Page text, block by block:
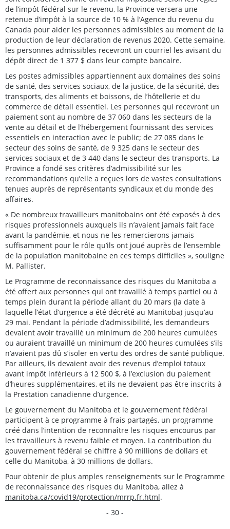
de l’impôt fédéral sur le revenu, la Province versera une
retenue d’impôt à la source de 10 % à l’Agence du revenu du
Canada pour aider les personnes admissibles au moment de la
production de leur déclaration de revenus 2020. Cette semaine,
les personnes admissibles recevront un courriel les avisant du
dépôt direct de 1 377 $ dans leur compte bancaire.
Les postes admissibles appartiennent aux domaines des soins
de santé, des services sociaux, de la justice, de la sécurité, des
transports, des aliments et boissons, de l’hôtellerie et du
commerce de détail essentiel. Les personnes qui recevront un
paiement sont au nombre de 37 060 dans les secteurs de la
vente au détail et de l’hébergement fournissant des services
essentiels en interaction avec le public; de 27 085 dans le
secteur des soins de santé, de 9 325 dans le secteur des
services sociaux et de 3 440 dans le secteur des transports. La
Province a fondé ses critères d’admissibilité sur les
recommandations qu’elle a reçues lors de vastes consultations
tenues auprès de représentants syndicaux et du monde des
affaires.
« De nombreux travailleurs manitobains ont été exposés à des
risques professionnels auxquels ils n’avaient jamais fait face
avant la pandémie, et nous ne les remercierons jamais
suffisamment pour le rôle qu’ils ont joué auprès de l’ensemble
de la population manitobaine en ces temps difficiles », souligne
M. Pallister.
Le Programme de reconnaissance des risques du Manitoba a
été offert aux personnes qui ont travaillé à temps partiel ou à
temps plein durant la période allant du 20 mars (la date à
laquelle l’état d’urgence a été décrété au Manitoba) jusqu’au
29 mai. Pendant la période d’admissibilité, les demandeurs
devaient avoir travaillé un minimum de 200 heures cumulées
ou auraient travaillé un minimum de 200 heures cumulées s’ils
n’avaient pas dû s’isoler en vertu des ordres de santé publique.
Par ailleurs, ils devaient avoir des revenus d’emploi totaux
avant impôt inférieurs à 12 500 $, à l’exclusion du paiement
d’heures supplémentaires, et ils ne devaient pas être inscrits à
la Prestation canadienne d’urgence.
Le gouvernement du Manitoba et le gouvernement fédéral
participent à ce programme à frais partagés, un programme
créé dans l’intention de reconnaître les risques encourus par
les travailleurs à revenu faible et moyen. La contribution du
gouvernement fédéral se chiffre à 90 millions de dollars et
celle du Manitoba, à 30 millions de dollars.
Pour obtenir de plus amples renseignements sur le Programme
de reconnaissance des risques du Manitoba, allez à
manitoba.ca/covid19/protection/mrrp.fr.html.
- 30 -